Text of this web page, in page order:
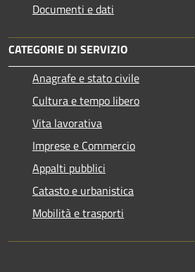
Documenti e dati
CATEGORIE DI SERVIZIO
Anagrafe e stato civile
Cultura e tempo libero
Vita lavorativa
Imprese e Commercio
Appalti pubblici
Catasto e urbanistica
Mobilità e trasporti